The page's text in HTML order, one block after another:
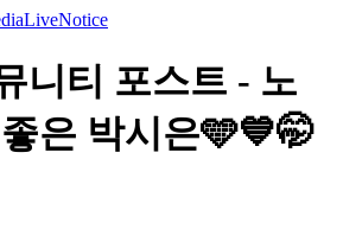
LiveNotice
니티 포스트 - 노
은 박시은🩵💙🤭